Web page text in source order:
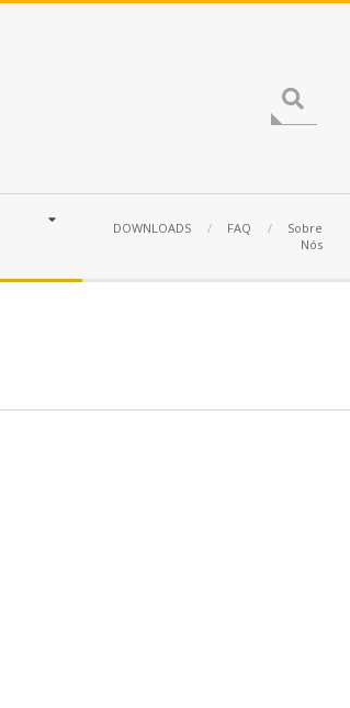
DOWNLOADS FAQ
Sobre
Nós